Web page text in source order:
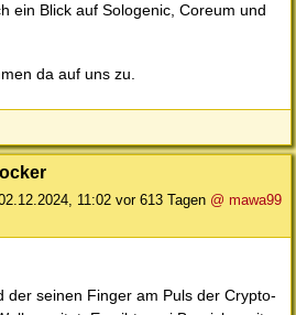
ein Blick auf Sologenic, Coreum und
da auf uns zu.
11:02 vor 613 Tagen @ mawa99
der seinen Finger am Puls der Crypto-